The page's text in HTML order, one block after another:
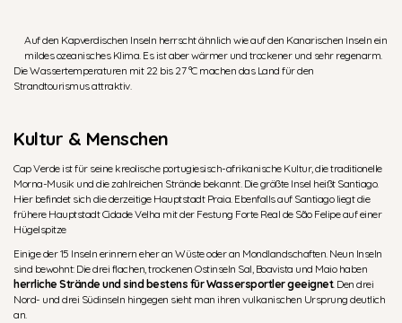
Auf den Kapverdischen Inseln herrscht ähnlich wie auf den Kanarischen Inseln ein
mildes ozeanisches Klima. Es ist aber wärmer und trockener und sehr regenarm.
Die Wassertemperaturen mit 22 bis 27 °C machen das Land für den
Strandtourismus attraktiv.
Kultur & Menschen
Cap Verde ist für seine kreolische portugiesisch-afrikanische Kultur, die traditionelle
Morna-Musik und die zahlreichen Strände bekannt. Die größte Insel heißt Santiago.
Hier befindet sich die derzeitige Hauptstadt Praia. Ebenfalls auf Santiago liegt die
frühere Hauptstadt Cidade Velha mit der Festung Forte Real de São Felipe auf einer
Hügelspitze
Einige der 15 Inseln erinnern eher an Wüste oder an Mondlandschaften. Neun Inseln
sind bewohnt: Die drei flachen, trockenen Ostinseln Sal, Boavista und Maio haben
herrliche Strände und sind bestens für Wassersportler geeignet. Den drei
Nord- und drei Südinseln hingegen sieht man ihren vulkanischen Ursprung deutlich
an.